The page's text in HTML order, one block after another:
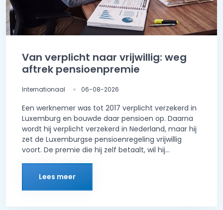
Van verplicht naar vrijwillig: weg
aftrek pensioenpremie
Internationaal 06-08-2026
Een werknemer was tot 2017 verplicht verzekerd in
Luxemburg en bouwde daar pensioen op. Daarna
wordt hij verplicht verzekerd in Nederland, maar hij
zet de Luxemburgse pensioenregeling vrijwillig
voort. De premie die hij zelf betaalt, wil hij...
Lees meer